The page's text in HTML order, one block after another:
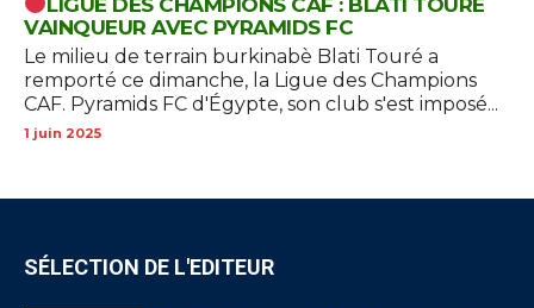
VAINQUEUR AVEC PYRAMIDS FC
Le milieu de terrain burkinabè Blati Touré a
remporté ce dimanche, la Ligue des Champions
CAF. Pyramids FC d'Égypte, son club s'est imposé...
1 juin 2025
SÉLECTION DE L'EDITEUR